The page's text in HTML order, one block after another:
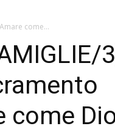
come...
come